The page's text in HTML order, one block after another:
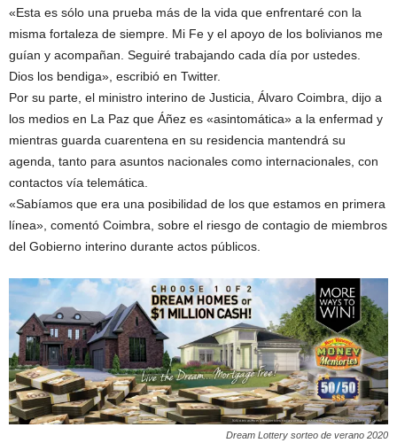
«Esta es sólo una prueba más de la vida que enfrentaré con la
misma fortaleza de siempre. Mi Fe y el apoyo de los bolivianos me
guían y acompañan. Seguiré trabajando cada día por ustedes.
Dios los bendiga», escribió en Twitter.
Por su parte, el ministro interino de Justicia, Álvaro Coimbra, dijo a
los medios en La Paz que Áñez es «asintomática» a la enfermad y
mientras guarda cuarentena en su residencia mantendrá su
agenda, tanto para asuntos nacionales como internacionales, con
contactos vía telemática.
«Sabíamos que era una posibilidad de los que estamos en primera
línea», comentó Coimbra, sobre el riesgo de contagio de miembros
del Gobierno interino durante actos públicos.
Dream Lottery sorteo de verano 2020